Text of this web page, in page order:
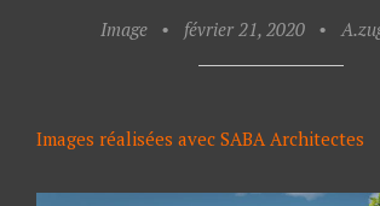
Image • février 21, 2020 •
Images réalisées avec SABA Architectes